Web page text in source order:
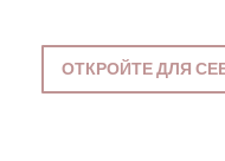
ОТКРОЙТЕ ДЛЯ